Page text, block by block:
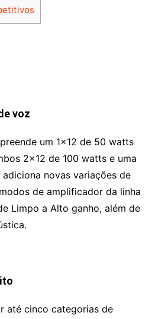
voz
um 1×12 de 50 watts
2×12 de 100 watts e uma
novas variações de
de amplificador da linha
Limpo a Alto ganho, além de
até cinco categorias de